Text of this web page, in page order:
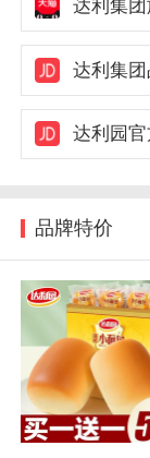
达利集
达利集
达利园
品牌特价